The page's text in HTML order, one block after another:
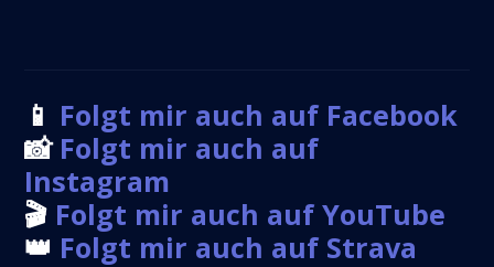
📱 Folgt mir auch auf Facebook
📸 Folgt mir auch auf
Instagram
🎬 Folgt mir auch auf YouTube
👑 Folgt mir auch auf Strava